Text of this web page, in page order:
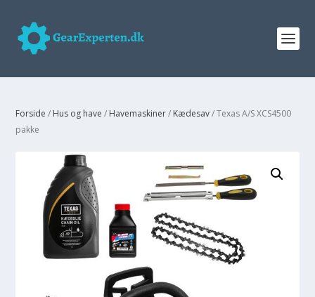
Forside / Hus og have / Havemaskiner/ Kædesav/ Texas A/S XCS4500
pakke